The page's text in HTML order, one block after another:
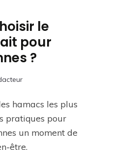
le
pour
?
hamacs les plus
pratiques pour
un moment de
être.